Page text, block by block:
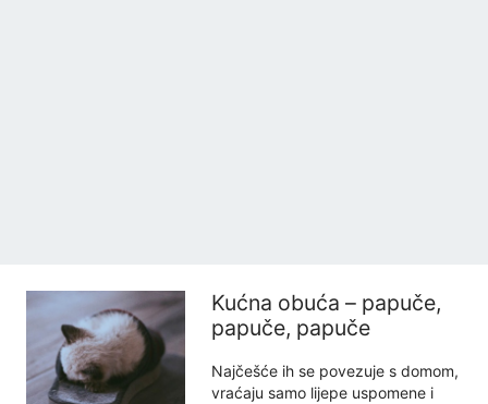
Kućna obuća – papuče,
papuče, papuče
Najčešće ih se povezuje s domom,
vraćaju samo lijepe uspomene i